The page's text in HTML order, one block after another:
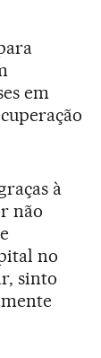
em
à
não
no
sinto